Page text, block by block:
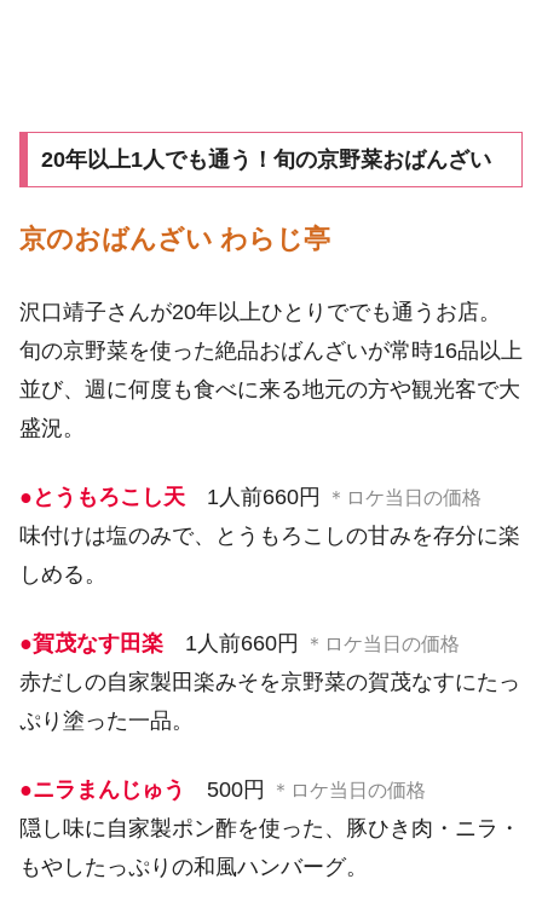
20年以上1人でも通う！旬の京野菜おばんざい
京のおばんざい わらじ亭
沢口靖子さんが20年以上ひとりででも通うお店。
旬の京野菜を使った絶品おばんざいが常時16品以上
並び、週に何度も食べに来る地元の方や観光客で大
盛況。
●とうもろこし天 1人前660円 ＊ロケ当日の価格
味付けは塩のみで、とうもろこしの甘みを存分に楽
しめる。
●賀茂なす田楽 1人前660円 ＊ロケ当日の価格
赤だしの自家製田楽みそを京野菜の賀茂なすにたっ
ぷり塗った一品。
●ニラまんじゅう 500円 ＊ロケ当日の価格
隠し味に自家製ポン酢を使った、豚ひき肉・ニラ・
もやしたっぷりの和風ハンバーグ。